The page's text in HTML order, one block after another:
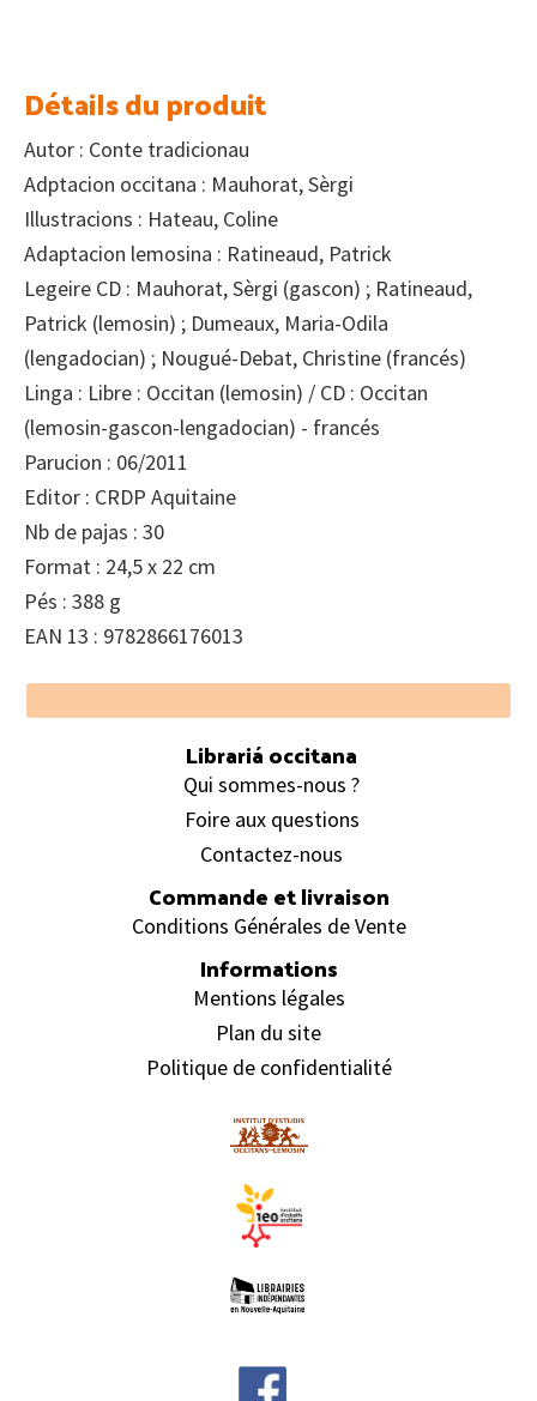
Détails du produit
Autor : Conte tradicionau
Adptacion occitana : Mauhorat, Sèrgi
Illustracions : Hateau, Coline
Adaptacion lemosina : Ratineaud, Patrick
Legeire CD : Mauhorat, Sèrgi (gascon) ; Ratineaud,
Patrick (lemosin) ; Dumeaux, Maria-Odila
(lengadocian) ; Nougué-Debat, Christine (francés)
Linga : Libre : Occitan (lemosin) / CD : Occitan
(lemosin-gascon-lengadocian) - francés
Parucion : 06/2011
Editor : CRDP Aquitaine
Nb de pajas : 30
Format : 24,5 x 22 cm
Pés : 388 g
EAN 13 : 9782866176013
Footer
Librariá occitana
Qui sommes-nous ?
Foire aux questions
Contactez-nous
Commande et livraison
Conditions Générales de Vente
Informations
Mentions légales
Plan du site
Politique de confidentialité